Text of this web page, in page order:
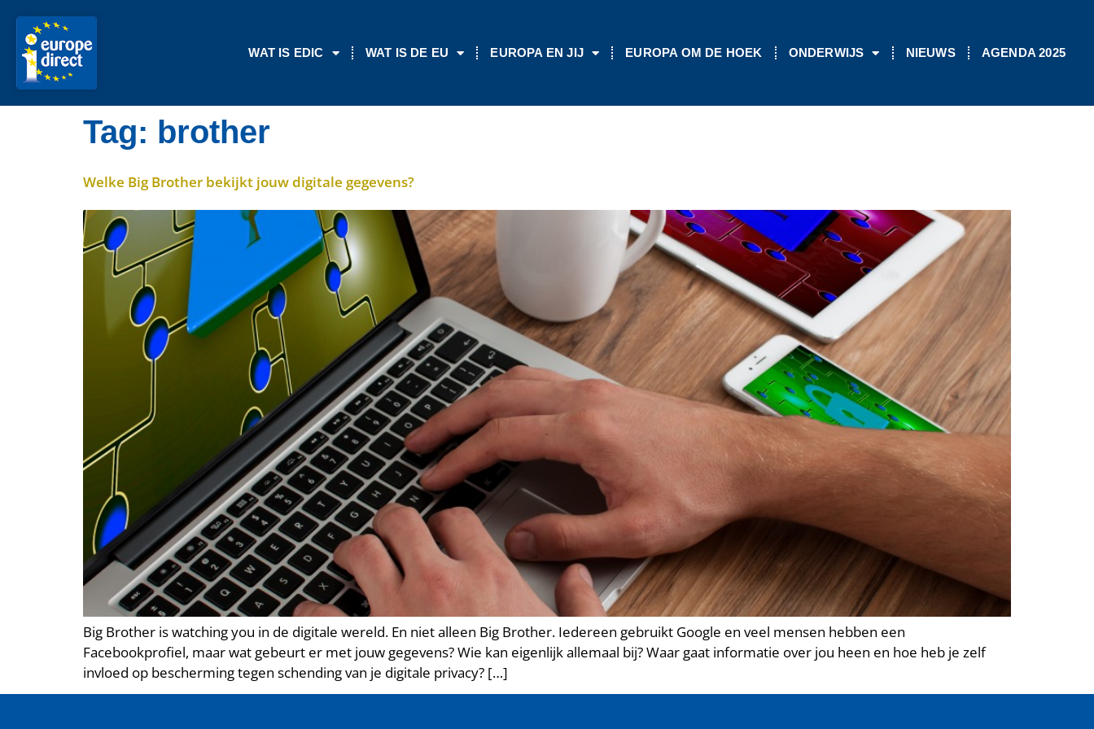
inhoud
WAT IS EDIC WAT IS DE EU EUROPA EN JIJ EUROPA OM DE HOEK ONDERWIJS NIEUWS AGENDA 2025
Tag: brother
Welke Big Brother bekijkt jouw digitale gegevens?
Big Brother is watching you in de digitale wereld. En niet alleen Big Brother. Iedereen gebruikt Google en veel mensen hebben een
Facebookprofiel, maar wat gebeurt er met jouw gegevens? Wie kan eigenlijk allemaal bij? Waar gaat informatie over jou heen en hoe heb je zelf
invloed op bescherming tegen schending van je digitale privacy? […]